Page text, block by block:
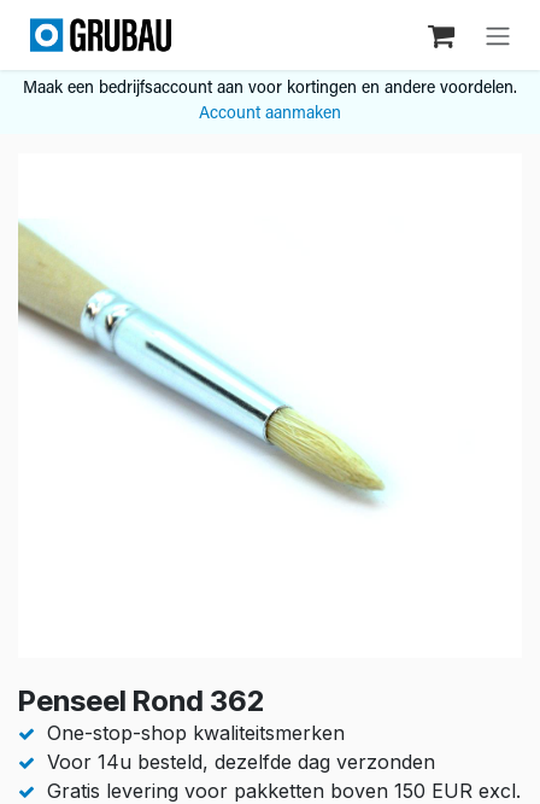
Overslaan naar inhoud
Maak een bedrijfsaccount aan voor kortingen en andere voordelen.
Account aanmaken
Penseel Rond 362
One-stop-shop kwaliteitsmerken
Voor 14u besteld, dezelfde dag verzonden
Gratis levering voor pakketten boven 150 EUR excl.